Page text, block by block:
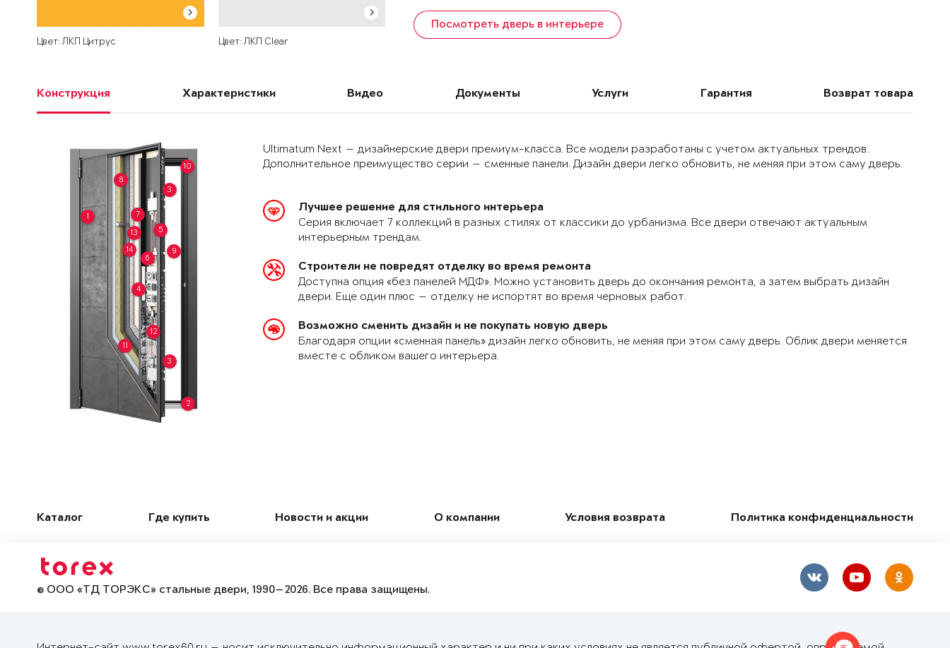
Цвет: ЛКП Цитрус Цвет: ЛКП Clear
Посмотреть дверь в интерьере
Конструкция Характеристики Видео Документы Услуги Гарантия Возврат товара
1
2
3
3
4
5
6
7
8
9
10
11
12
13
14
Ultimatum Next — дизайнерские двери премиум-класса. Все модели разработаны с учетом актуальных трендов.
Дополнительное преимущество серии — сменные панели. Дизайн двери легко обновить, не меняя при этом саму дверь.
Лучшее решение для стильного интерьера
Серия включает 7 коллекций в разных стилях от классики до урбанизма. Все двери отвечают актуальным
интерьерным трендам.
Строители не повредят отделку во время ремонта
Доступна опция «без панелей МДФ». Можно установить дверь до окончания ремонта, а затем выбрать дизайн
двери. Еще один плюс — отделку не испортят во время черновых работ.
Возможно сменить дизайн и не покупать новую дверь
Благодаря опции «сменная панель» дизайн легко обновить, не меняя при этом саму дверь. Облик двери меняется
вместе с обликом вашего интерьера.
Каталог Где купить Новости и акции О компании Условия возврата Политика конфиденциальности
© ООО «ТД ТОРЭКС» стальные двери, 1990—2026. Все права защищены.